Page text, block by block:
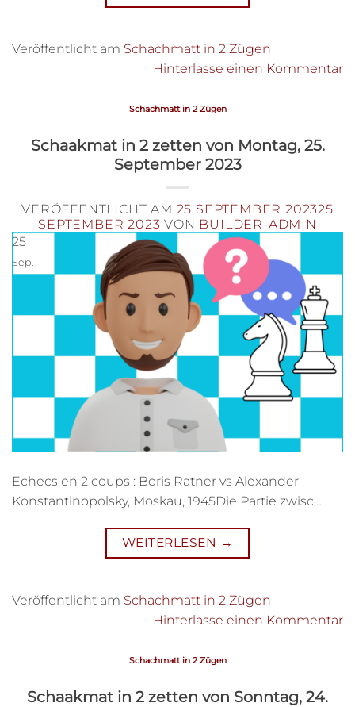
Veröffentlicht am Schachmatt in 2 Zügen
Hinterlasse einen Kommentar
Schachmatt in 2 Zügen
Schaakmat in 2 zetten von Montag, 25.
September 2023
VERÖFFENTLICHT AM 25 SEPTEMBER 202325
SEPTEMBER 2023 VON BUILDER-ADMIN
25
Sep.
Echecs en 2 coups : Boris Ratner vs Alexander
Konstantinopolsky, Moskau, 1945Die Partie zwisc…
WEITERLESEN →
Veröffentlicht am Schachmatt in 2 Zügen
Hinterlasse einen Kommentar
Schachmatt in 2 Zügen
Schaakmat in 2 zetten von Sonntag, 24.